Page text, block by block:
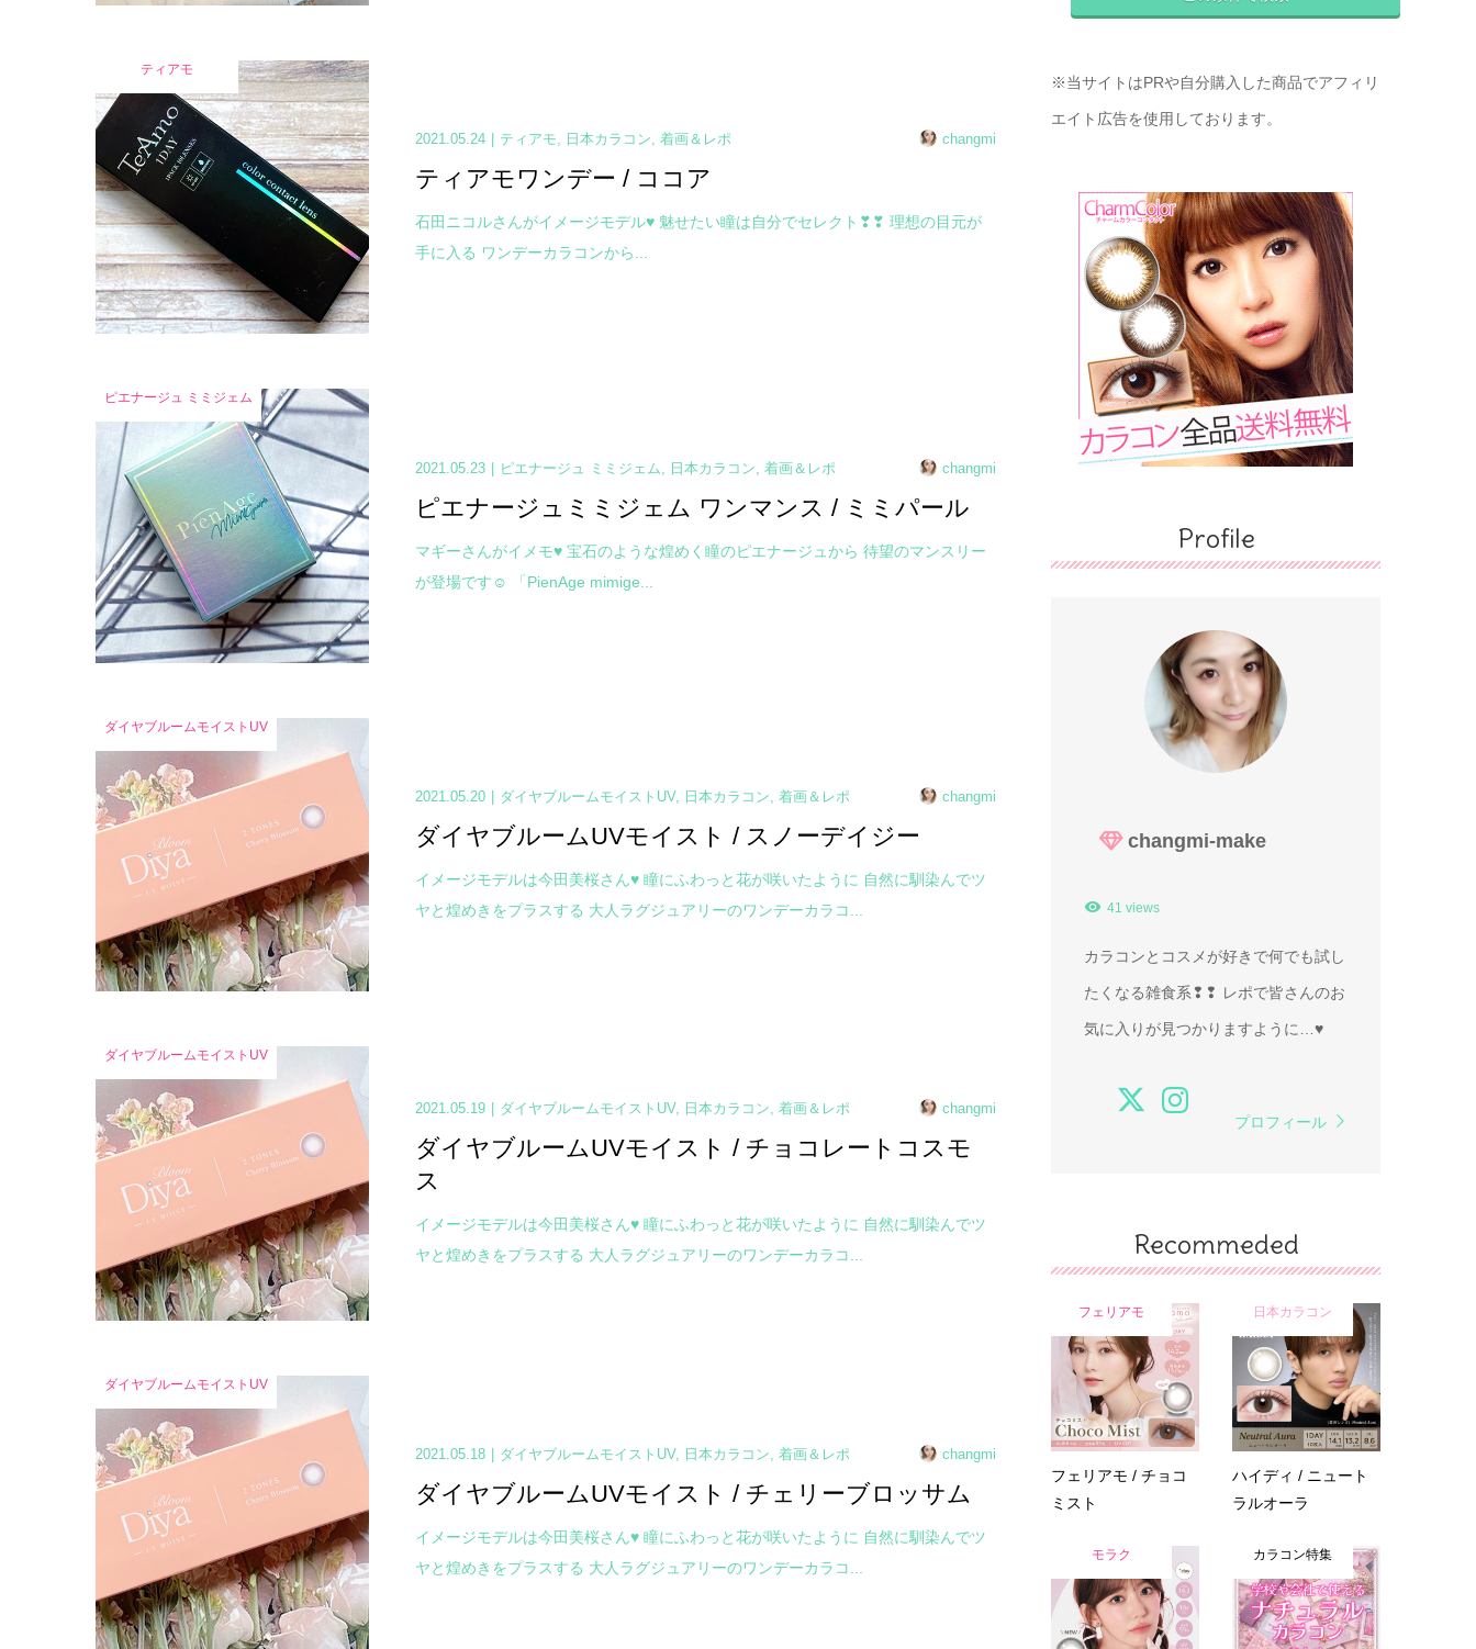
ティアモ
2021.05.24 ティアモ, 日本カラコン,着画＆レポ changmi
ティアモワンデー / ココア
石田ニコルさんがイメージモデル♥ 魅せたい瞳は自分でセレクト❣❣ 理想の目元が
手に入る ワンデーカラコンから...
ピエナージュ ミミジェム
2021.05.23 ピエナージュ ミミジェム 日本カラコン ,着画＆レポ changmi
ピエナージュミミジェム ワンマンス / ミミパール
マギーさんがイメモ♥ 宝石のような煌めく瞳のピエナージュから 待望のマンスリー
が登場です☺ 「PienAge mimige...
ダイヤブルームモイストUV
2021.05.20 ダイヤブルームモイストUV, 日本カラコン ,着画＆レポ changmi
ダイヤブルームUVモイスト / スノーデイジー
イメージモデルは今田美桜さん♥ 瞳にふわっと花が咲いたように 自然に馴染んでツ
ヤと煌めきをプラスする 大人ラグジュアリーのワンデーカラコ...
ダイヤブルームモイストUV
2021.05.19 ダイヤブルームモイストUV, 日本カラコン,着画＆レポ changmi
ダイヤブルームUVモイスト / チョコレートコスモ
ス
イメージモデルは今田美桜さん♥ 瞳にふわっと花が咲いたように 自然に馴染んでツ
ヤと煌めきをプラスする 大人ラグジュアリーのワンデーカラコ...
ダイヤブルームモイストUV
2021.05.18 ダイヤブルームモイストUV, 日本カラコン ,着画＆レポ changmi
ダイヤブルームUVモイスト / チェリーブロッサム
イメージモデルは今田美桜さん♥ 瞳にふわっと花が咲いたように 自然に馴染んでツ
ヤと煌めきをプラスする 大人ラグジュアリーのワンデーカラコ...
※当サイトはPRや自分購入した商品でアフィリ
エイト広告を使用しております。
Profile
changmi-make
41 views
カラコンとコスメが好きで何でも試し
たくなる雑食系❢❢ レポで皆さんのお
気に入りが見つかりますように…♥
プロフィール
Recommeded
フェリアモ
フェリアモ / チョコ
ミスト
日本カラコン
ハイディ / ニュート
ラルオーラ
モラク カラコン特集